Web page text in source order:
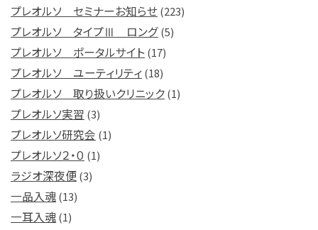
プレオルソ セミナーお知らせ(223)
プレオルソ タイプⅢ ロング(5)
プレオルソ ポータルサイト(17)
プレオルソ ユーティリティ(18)
プレオルソ 取り扱いクリニック(1)
プレオルソ実習 (3)
プレオルソ研究会 (1)
プレオルソ２・０ (1)
ラジオ深夜便(3)
一品入魂(13)
一耳入魂(1)